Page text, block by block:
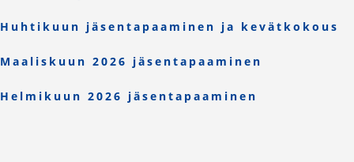
Huhtikuun jäsentapaaminen ja kevätkokous
Maaliskuun 2026 jäsentapaaminen
Helmikuun 2026 jäsentapaaminen